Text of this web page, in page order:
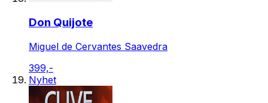
Don Quijote
Miguel de Cervantes Saavedra
399,-
Nyhet